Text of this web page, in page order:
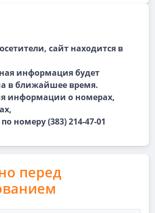
сайт находится в
информация будет
в ближайшее время.
информации о номерах,
номеру (383) 214-47-01
перед